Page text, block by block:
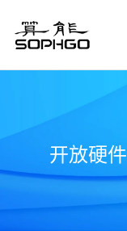
开放硬件